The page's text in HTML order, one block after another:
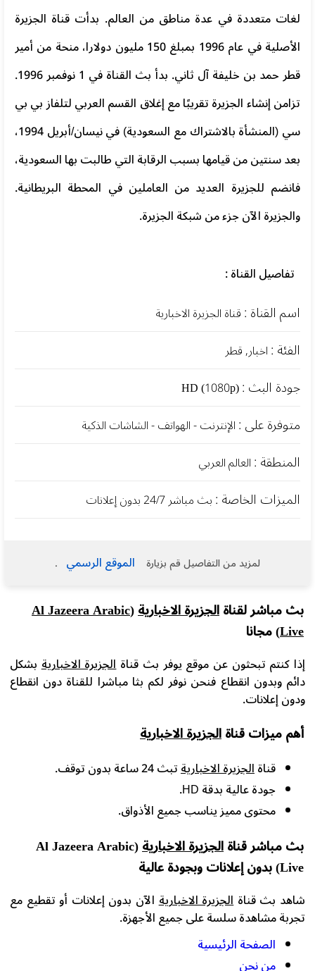
لغات متعددة في عدة مناطق من العالم. بدأت قناة الجزيرة
الأصلية في عام 1996 بمبلغ 150 مليون دولارا، منحة من أمير
قطر حمد بن خليفة آل ثاني. بدأ بث القناة في 1 نوفمبر 1996.
تزامن إنشاء الجزيرة تقريبًا مع إغلاق القسم العربي لتلفاز بي بي
سي (المنشأة بالاشتراك مع السعودية) في نيسان/أبريل 1994،
بعد سنتين من قيامها بسبب الرقابة التي طالبت بها السعودية،
فانضم للجزيرة العديد من العاملين في المحطة البريطانية.
والجزيرة الآن جزء من شبكة الجزيرة.
تفاصيل القناة :
اسم القناة :قناة الجزيرة الاخبارية
الفئة :اخبار, قطر
جودة البث :
متوفرة على :الإنترنت - الهواتف - الشاشات الذكية
المنطقة :العالم العربي
الميزات الخاصة :بث مباشر 24/7 بدون إعلانات
لمزيد من التفاصيل قم بزيارة الموقع الرسمي .
بث مباشر لقناةالجزيرة الاخبارية (Al Jazeera Arabic
Live) مجانا
إذا كنتم تبحثون عن موقع يوفر بث قناةالجزيرة الاخباريةبشكل
دائم وبدون انقطاع فنحن نوفر لكم بثا مباشرا للقناة دون انقطاع
ودون إعلانات.
أهم ميزات قناةالجزيرة الاخبارية
قناةالجزيرة الاخباريةتبث 24 ساعة بدون توقف.
جودة عالية بدقة HD.
محتوى مميز يناسب جميع الأذواق.
بث مباشر قناةالجزيرة الاخبارية (Al Jazeera Arabic
Live) بدون إعلانات وبجودة عالية
شاهد بث قناةالجزيرة الاخباريةالآن بدون إعلانات أو تقطيع مع
تجربة مشاهدة سلسة على جميع الأجهزة.
الصفحة الرئيسية
من نحن